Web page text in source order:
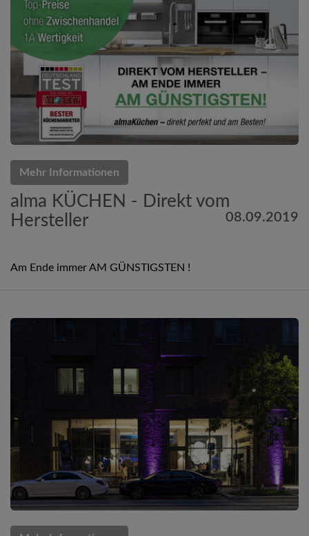
Mehr Informationen
alma KÜCHEN - Direkt vom
Hersteller
08.09.2019
Am Ende immer AM GÜNSTIGSTEN !